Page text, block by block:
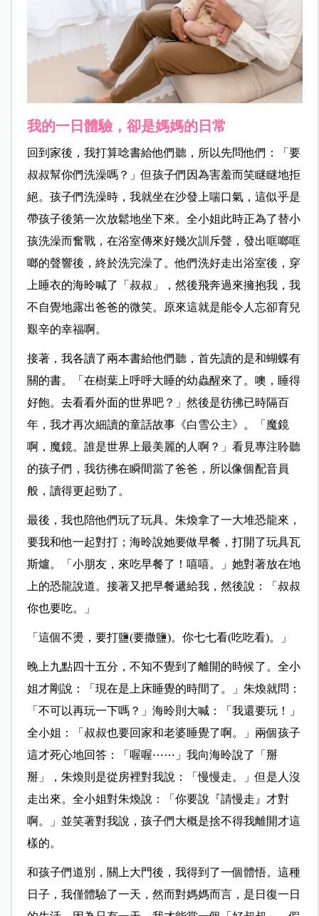
我的一日體驗，卻是媽媽的日常
回到家後，我打算唸書給他們聽，所以先問他們：「要
叔叔幫你們洗澡嗎？」但孩子們因為害羞而笑瞇瞇地拒
絕。孩子們洗澡時，我就坐在沙發上喘口氣，這似乎是
帶孩子後第一次放鬆地坐下來。全小姐此時正為了替小
孩洗澡而奮戰，在浴室傳來好幾次訓斥聲，發出哐啷哐
啷的聲響後，終於洗完澡了。他們洗好走出浴室後，穿
上睡衣的海昤喊了「叔叔」，然後飛奔過來擁抱我，我
不自覺地露出爸爸的微笑。原來這就是能令人忘卻育兒
艱辛的幸福啊。
接著，我各讀了兩本書給他們聽，首先讀的是和蝴蝶有
關的書。「在樹葉上呼呼大睡的幼蟲醒來了。噢，睡得
好飽。去看看外面的世界吧？」然後是彷彿已時隔百
年，我才再次細讀的童話故事《白雪公主》。「魔鏡
啊，魔鏡。誰是世界上最美麗的人啊？」看見專注聆聽
的孩子們，我彷彿在瞬間當了爸爸，所以像個配音員
般，讀得更起勁了。
最後，我也陪他們玩了玩具。朱煥拿了一大堆恐龍來，
要我和他一起對打； 海昤說她要做早餐，打開了玩具瓦
斯爐。「小朋友，來吃早餐了！嘻嘻。」她對著放在地
上的恐龍說道。接著又把早餐遞給我，然後說：「叔叔
你也要吃。」
「這個不燙，要打鹽(要撒鹽)。你七七看(吃吃看)。」
晚上九點四十五分，不知不覺到了離開的時候了。全小
姐才剛說：「現在是上床睡覺的時間了。」朱煥就問：
「不可以再玩一下嗎？」海昤則大喊：「我還要玩！」
全小姐：「叔叔也要回家和老婆睡覺了啊。」兩個孩子
這才死心地回答：「喔喔⋯⋯」我向海昤說了「掰
掰」，朱煥則是從房裡對我說：「慢慢走。」但是人沒
走出來。全小姐對朱煥說：「你要說『請慢走』才對
啊。」並笑著對我說，孩子們大概是捨不得我離開才這
樣的。
和孩子們道別，關上大門後，我得到了一個體悟。這種
日子，我僅體驗了一天，然而對媽媽而言，是日復一日